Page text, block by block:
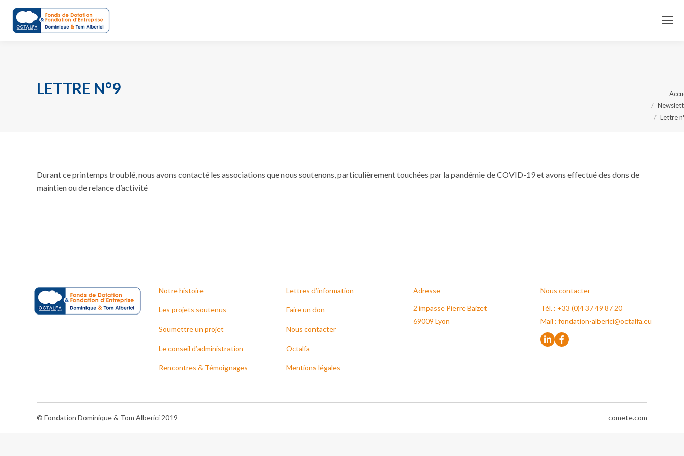
LETTRE N°9
êtes ici
Lettre
Durant ce printemps troublé, nous avons contacté les associations que nous soutenons, particulièrement touchées par la pandémie de COVID-19 et avons effectué des dons de
maintien ou de relance d’activité
Notre histoire
Les projets soutenus
Soumettre un projet
Le conseil d’administration
Rencontres & Témoignages
Lettres d’information
Faire un don
Nous contacter
Octalfa
Mentions légales
Adresse
2 impasse Pierre Baizet
69009 Lyon
Nous contacter
Tél. : +33 (0)4 37 49 87 20
Mail : fondation-alberici@octalfa.eu
© Fondation Dominique & Tom Alberici 2019 comete.com